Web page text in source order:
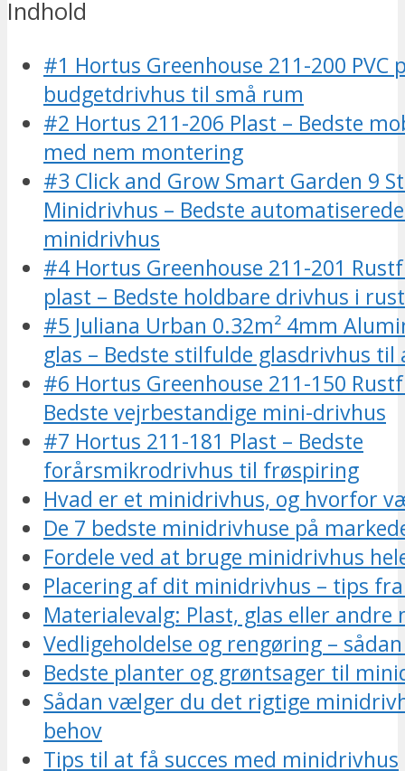
Indhold
#1 Hortus Greenhouse 211-200 PVC
budgetdrivhus til små rum
#2 Hortus 211-206 Plast – Bedste
med nem montering
#3 Click and Grow Smart Garden 9
Minidrivhus – Bedste
minidrivhus
#4 Hortus Greenhouse 211-201
plast – Bedste holdbare drivhus i
#5 Juliana Urban 0.32m² 4mm
glas – Bedste stilfulde glasdrivhus til
#6 Hortus Greenhouse 211-150
Bedste vejrbestandige mini-drivhus
#7 Hortus 211-181 Plast – Bedste
forårsmikrodrivhus til frøspiring
Hvad er et minidrivhus, og hvorfor
De 7 bedste minidrivhuse på
Fordele ved at bruge minidrivhus
Placering af dit minidrivhus – tips
Materialevalg: Plast, glas eller andre
Vedligeholdelse og rengøring –
Bedste planter og grøntsager til
Sådan vælger du det rigtige
behov
Tips til at få succes med minidrivhus